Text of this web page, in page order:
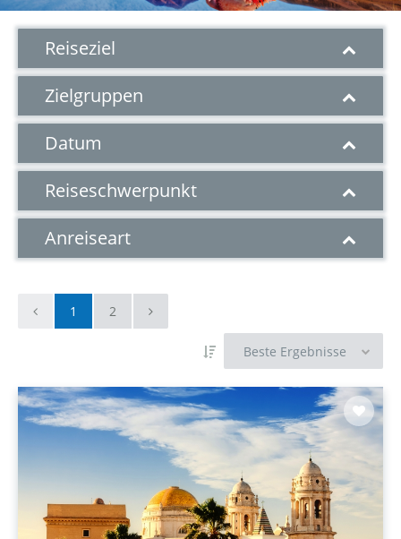
Reiseziel
Zielgruppen
Datum
Reiseschwerpunkt
Anreiseart
1 2